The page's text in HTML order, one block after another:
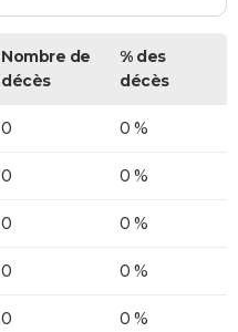
Nombre de
décès
% des
décès
0 0 %
0 0 %
0 0 %
0 0 %
0 0 %